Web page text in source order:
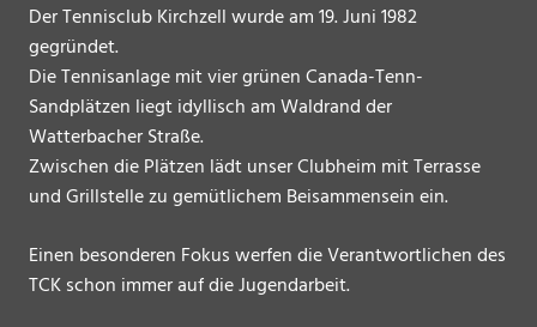
Der Tennisclub Kirchzell wurde am 19. Juni 1982
gegründet.
Die Tennisanlage mit vier grünen Canada-Tenn-
Sandplätzen liegt idyllisch am Waldrand der
Watterbacher Straße.
Zwischen die Plätzen lädt unser Clubheim mit Terrasse
und Grillstelle zu gemütlichem Beisammensein ein.
Einen besonderen Fokus werfen die Verantwortlichen des
TCK schon immer auf die Jugendarbeit.